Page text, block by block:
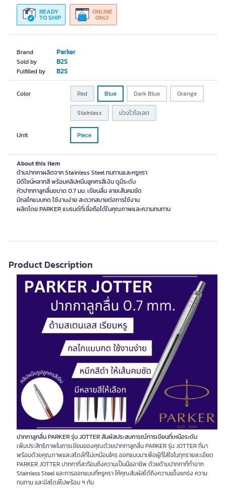
Brand Parker
Sold by B2S
Fulfilled by B2S
READY
TO SHIP
ONLINE
ONLY
Color Red Blue Dark Blue Orange
Stainless ม่วงไวโอเลต
Unit Piece
About this item
ด้ามปากกาผลิตจาก Stainless Steel ทนทานและหรูหรา
มีดีไซน์หลากสี พร้อมคลิปหนีบลูกศรสีเงิน ดูมีระดับ
หัวปากกาลูกลื่นขนาด 0.7 มม. เขียนลื่น ลายเส้นคมชัด
มีกลไกแบบกด ใช้งานง่าย สะดวกสบายต่อการใช้งาน
ผลิตโดย PARKER แบรนด์ที่เชื่อถือได้ในคุณภาพและความทนทาน
Product Description
ปากกาลูกลื่น PARKER รุ่น JOTTER สัมผัสประสบการณ์การเขียนที่เหนือระดับ
เพิ่มประสิทธิภาพในการเขียนของคุณด้วยปากกาลูกลื่น PARKER รุ่น JOTTER ที่มา
พร้อมด้วยคุณภาพและสไตล์ที่ไม่เหมือนใคร ออกแบบมาเพื่อผู้ที่ใส่ใจในทุกรายละเอียด
PARKER JOTTER ปากกาที่สะท้อนถึงความเป็นมืออาชีพ ด้วยด้ามปากกาที่ทำจาก
Stainless Steel และการออกแบบที่หรูหรา ให้คุณสัมผัสได้ถึงความแข็งแกร่ง ความ
ทนทาน และมีสไตล์ไปพร้อม ๆ กัน